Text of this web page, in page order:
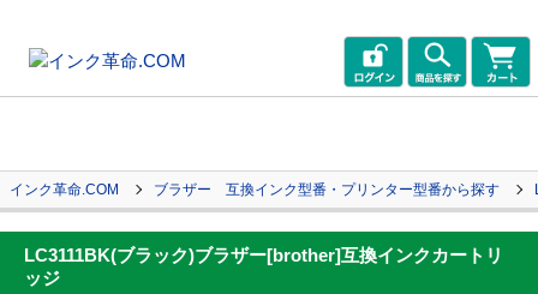
インク革命.COM ブラザー 互換インク型番・プリンター型番から探す
LC3111BK(ブラック)ブラザー[brother]互換インクカートリ
ッジ